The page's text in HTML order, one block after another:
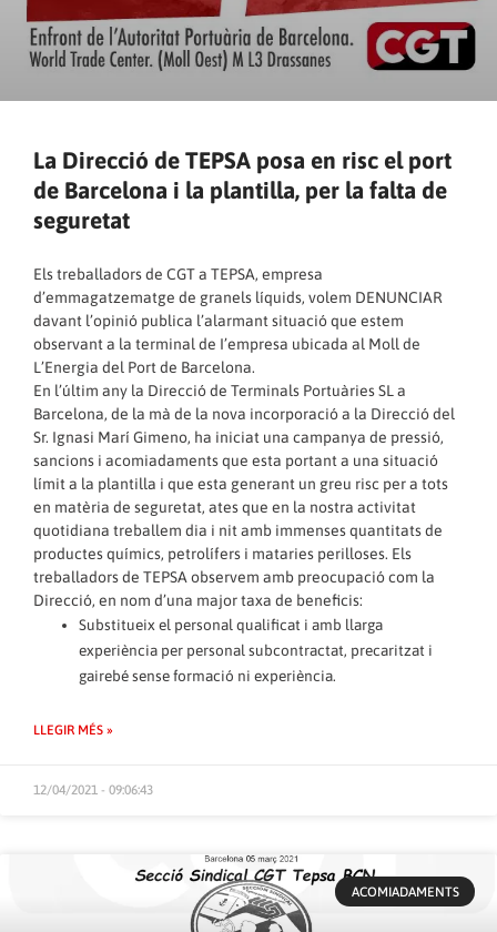
La Direcció de TEPSA posa en risc el port
de Barcelona i la plantilla, per la falta de
seguretat
Els treballadors de CGT a TEPSA, empresa
d’emmagatzematge de granels líquids, volem DENUNCIAR
davant l’opinió publica l’alarmant situació que estem
observant a la terminal de I’empresa ubicada al Moll de
L’Energia del Port de Barcelona.
En l’últim any la Direcció de Terminals Portuàries SL a
Barcelona, de la mà de la nova incorporació a la Direcció del
Sr. Ignasi Marí Gimeno, ha iniciat una campanya de pressió,
sancions i acomiadaments que esta portant a una situació
límit a la plantilla i que esta generant un greu risc per a tots
en matèria de seguretat, ates que en la nostra activitat
quotidiana treballem dia i nit amb immenses quantitats de
productes químics, petrolífers i mataries perilloses. Els
treballadors de TEPSA observem amb preocupació com la
Direcció, en nom d’una major taxa de beneficis:
Substitueix el personal qualificat i amb llarga
experiència per personal subcontractat, precaritzat i
gairebé sense formació ni experiència.
LLEGIR MÉS »
12/04/2021 - 09:06:43
ACOMIADAMENTS